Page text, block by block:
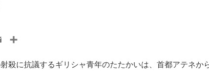
Email
殺に抗議するギリシャ青年のたたかいは、首都アテネか